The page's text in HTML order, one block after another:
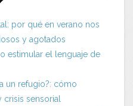
por qué en verano nos
y agotados
estimular el lenguaje de
un refugio?: cómo
crisis sensorial